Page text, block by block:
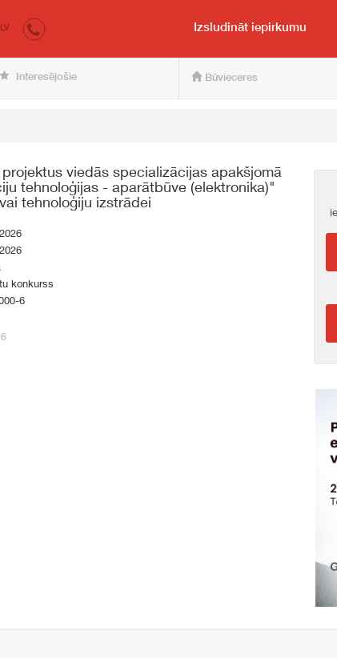
pircējam un pārdevējam
LV Izsludināt iepirkumu
Interesējošie Būvieceres
viedās specializācijas apakšjomā
tehnoloģijas - aparātbūve (elektronika)"
tehnoloģiju izstrādei
konkurss
6